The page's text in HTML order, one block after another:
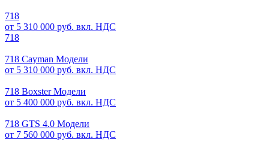
718
от 5 310 000 руб. вкл. НДС
718
718 Cayman Модели
от 5 310 000 руб. вкл. НДС
718 Boxster Модели
от 5 400 000 руб. вкл. НДС
718 GTS 4.0 Модели
от 7 560 000 руб. вкл. НДС